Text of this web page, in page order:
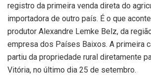
registro da primeira venda direta do
importadora de outro país. É o que
produtor Alexandre Lemke Belz, da
empresa dos Países Baixos. A primeira
partiu da propriedade rural diretamente
Vitória, no último dia 25 de setembro.